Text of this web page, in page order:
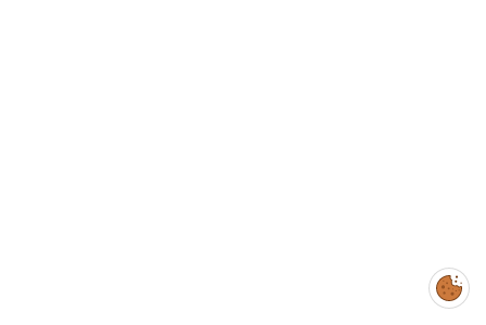
Zarządzaj
preferencjami
cookies